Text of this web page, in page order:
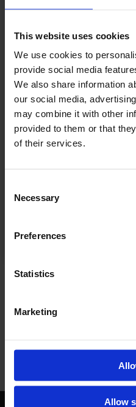
This website uses cookies
We use cookies to
provide social media
We also share information
our social media,
may combine it with other
provided to them or that
of their services.
Selection
Necessary
Preferences
Statistics
Marketing
Allow
Allerede
For å fortsette å lese
kjøpe et
Se